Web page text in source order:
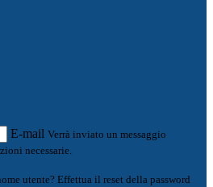
E-mail Verrà inviato un messaggio
necessarie.
utente? Effettua il reset della password